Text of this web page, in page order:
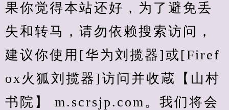
果你觉得本站还好，为了避免丢
失和转马，请勿依赖搜索访问，
建议你使用[华为刘揽器]或[Firef
ox火狐刘揽器]访问并收蔵【山村
书院】 m.scrsjp.com。我们将会